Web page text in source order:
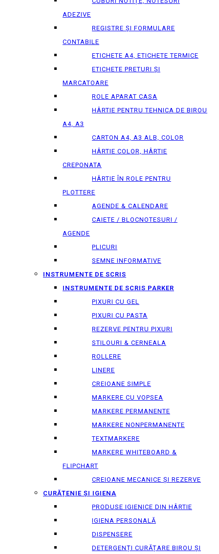
ADEZIVE
REGISTRE ȘI FORMULARE
CONTABILE
ETICHETE A4, ETICHETE TERMICE
ETICHETE PRETURI ȘI
MARCATOARE
ROLE APARAT CASA
HÂRTIE PENTRU TEHNICA DE BIROU
A4, A3
CARTON A4, A3 ALB, COLOR
HÂRTIE COLOR, HÂRTIE
CREPONATA
HÂRTIE ÎN ROLE PENTRU
PLOTTERE
AGENDE & CALENDARE
CAIETE / BLOCNOTESURI /
AGENDE
PLICURI
SEMNE INFORMATIVE
INSTRUMENTE DE SCRIS
INSTRUMENTE DE SCRIS PARKER
PIXURI CU GEL
PIXURI CU PASTA
REZERVE PENTRU PIXURI
STILOURI & СERNEALA
ROLLERE
LINERE
CREIOANE SIMPLE
MARKERE CU VOPSEA
MARKERE PERMANENTE
MARKERE NONPERMANENTE
TEXTMARKERE
MARKERE WHITEBOARD &
FLIPCHART
CREIOANE MECANICE ȘI REZERVE
CURĂȚENIE ȘI IGIENA
PRODUSE IGIENICE DIN HÂRTIE
IGIENA PERSONALĂ
DISPENSERE
DETERGENȚI CURĂȚARE BIROU ȘI